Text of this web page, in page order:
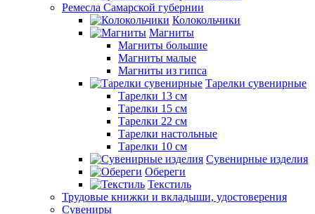
Ремесла Самарской губернии
Колокольчики
Магниты
Магниты большие
Магниты малые
Магниты из гипса
Тарелки сувенирные
Тарелки 13 см
Тарелки 15 см
Тарелки 22 см
Тарелки настольные
Тарелки 10 см
Сувенирные изделия
Обереги
Текстиль
Трудовые книжки и вкладыши, удостоверения
Сувениры